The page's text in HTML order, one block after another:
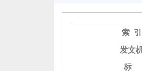
索
发文
标